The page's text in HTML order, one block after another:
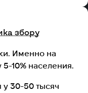
збору
Именно на
10% населения.
30-50 тысяч